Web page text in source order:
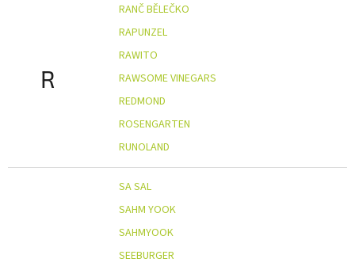
R
RANČ BĚLEČKO
RAPUNZEL
RAWITO
RAWSOME VINEGARS
REDMOND
ROSENGARTEN
RUNOLAND
SA SAL
SAHM YOOK
SAHMYOOK
SEEBURGER